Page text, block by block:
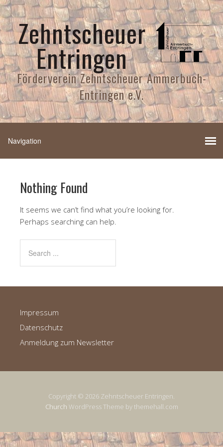
Zehntscheuer
Entringen
Förderverein Zehntscheuer Ammerbuch-
Entringen e.V.
Nothing Found
It seems we can’t find what you’re looking for.
Perhaps searching can help.
Impressum
Datenschutz
Anmeldung zum Newsletter
Copyright © 2026 Zehntscheuer Entringen.
Church WordPress Theme by themehall.com